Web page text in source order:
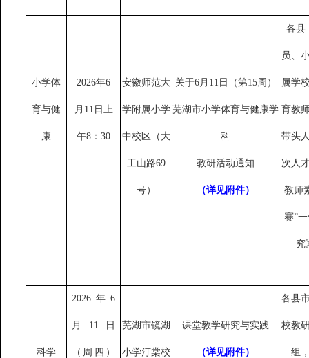
小学体
育与健
康
2026年6
月11日上
午8：30
安徽师范大
学附属小学
中校区（大
工山路69
号）
关于6月11日（第15周）
芜湖市小学体育与健康学
科
教研活动通知
（详见附件）
各县
员、
属学
育教
带头
次人
教师
赛”
究
科学
2026年6
月11日
（周四）
芜湖市镜湖
小学汀棠校
课堂教学研究与实践
（详见附件）
各县
校教
组